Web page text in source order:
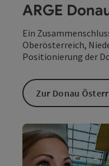
ARGE
Ein
Oberösterreich,
Positionierung der
Zur Donau